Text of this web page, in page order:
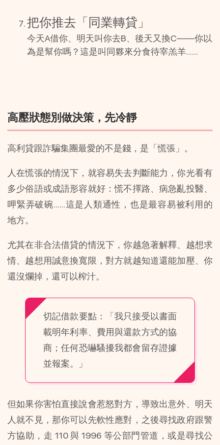
把你推去「同業轉貸」
今天A借你、明天叫你去B、後天又換C——你以
為是幫你嗎？這是叫同夥來分食待宰羔羊……
高壓狀態別做決策，先冷靜
高利貸跟詐騙集團最愛的不是錢，是「慌張」。
人在慌張的情況下，就容易失去判斷能力，你光看有
多少俗語或成語形容就好：慌不擇路、病急亂投醫、
呷緊弄破碗……這是人類通性，也是最容易被利用的
地方。
尤其在非合法借貸的情況下，你越急著解釋、越想求
情、越想用誠意換寬限，對方就越知道還能加壓、你
還沒爛掉，還可以榨汁。
切記借款要點：「我只接受以書面
載明年利率、費用與還款方式的協
商；任何恐嚇騷擾我都會留存證據
並報案。」
但如果你害怕直接說會惹怒對方，導致出意外、明天
人就不見，那你可以先軟性應對，之後尋找政府跟警
方協助，走 110 與 1996 等公部門管道，或是尋找公